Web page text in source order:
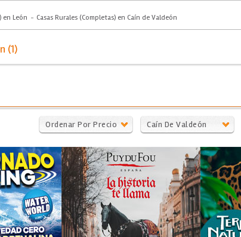
en León Casas Rurales (Completas) en Caín de Valdeón
(1)
Ordenar Por Precio Caín De Valdeón